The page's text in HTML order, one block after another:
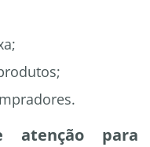
atenção para